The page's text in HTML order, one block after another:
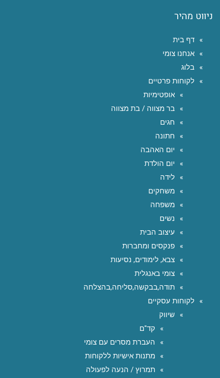
ניווט מהיר
דף בית
אנחנו צומי
בלוג
לקוחות פרטיים
אופטימיות
בר מצווה / בת מצווה
חגים
חתונה
יום האהבה
יום הולדת
לידה
משחקים
משפחה
נשים
עיצוב הבית
פנקסים ומחברות
צבא, לימודים, נסיעות
צומי באנגלית
תודה,בבקשה,סליחה,בהצלחה
לקוחות עסקיים
שיווק
קד"ם
העברת מסרים עם צומי
מתנות אישיות ללקוחות
תמרוץ / הנעה לפעולה